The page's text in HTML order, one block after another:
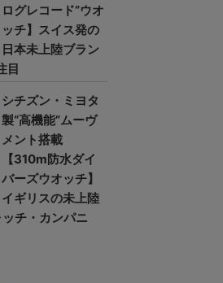
ログレコード”ウオ
ッチ】スイス発の
日本未上陸ブラン
目
シチズン・ミヨタ
製“高機能”ムーヴ
メント搭載
【310m防水ダイ
バーズウオッチ】
イギリスの未上陸
チ・カンパニ